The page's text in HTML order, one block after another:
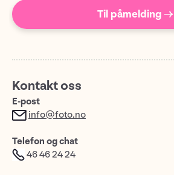
Til påmelding →
Kontakt oss
E-post
info@foto.no
Telefon og chat
46 46 24 24